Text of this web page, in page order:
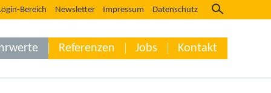
Bereich Newsletter Impressum Datenschutz
Referenzen Jobs Kontakt